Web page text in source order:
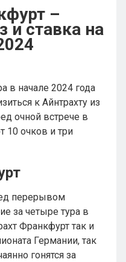
–
и ставка на
в начале 2024 года
к Айнтрахту из
очной встрече в
10 очков и три
перерывом
за четыре тура в
Франкфурт так и
Германии, так
гонятся за